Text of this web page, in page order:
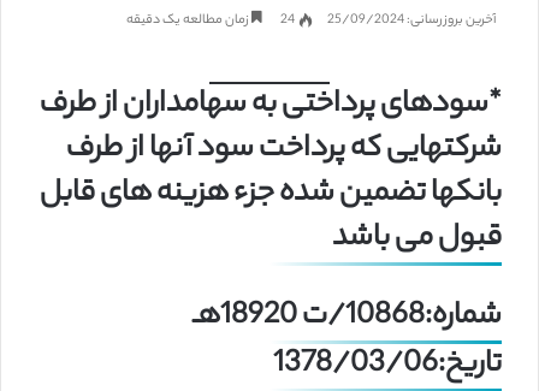
آخرین بروزرسانی: 25/09/2024 24 زمان مطالعه یک دقیقه
*سودهای پرداختی به سهامداران از طرف
شرکتهایی که پرداخت سود آنها از طرف
بانکها تضمین شده جزء هزینه های قابل
قبول می باشد
شماره:10868/ت 18920هـ
تاریخ:1378/03/06